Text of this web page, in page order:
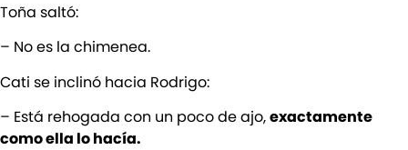
Toña saltó:
– No es la chimenea.
Cati se inclinó hacia Rodrigo:
– Está rehogada con un poco de ajo,exactamente
como ella lo hacía.